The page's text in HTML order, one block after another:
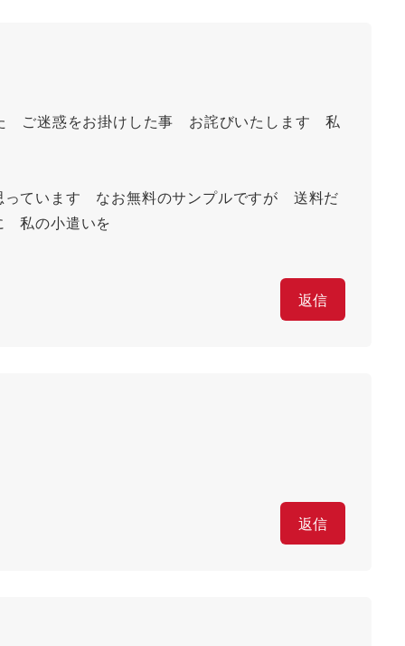
ご迷惑をお掛けした事 お詫びいたします 私
ています なお無料のサンプルですが 送料だ
私の小遣いを
返信
返信